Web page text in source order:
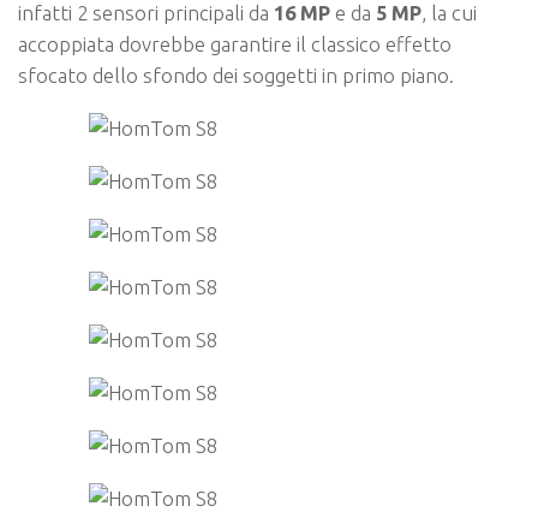
infatti 2 sensori principali da 16 MP e da 5 MP, la cui
accoppiata dovrebbe garantire il classico effetto
sfocato dello sfondo dei soggetti in primo piano.